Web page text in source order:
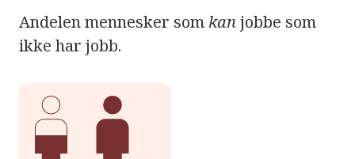
Andelen mennesker som kanjobbe som
ikke har jobb.